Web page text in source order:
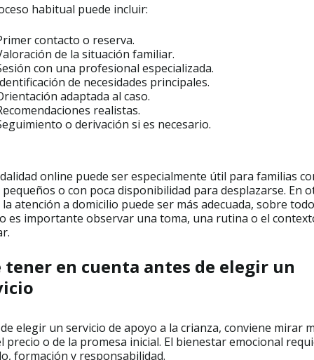
habitual puede incluir:
contacto o reserva.
de la situación familiar.
con una profesional especializada.
de necesidades principales.
adaptada al caso.
realistas.
o derivación si es necesario.
online puede ser especialmente útil para familias
o con poca disponibilidad para desplazarse. En
la atención a domicilio puede ser más adecuada, sobre todo
es importante observar una toma, una rutina o el
tener en cuenta antes de elegir un
elegir un servicio de apoyo a la crianza, conviene mirar
precio o de la promesa inicial. El bienestar emocional
formación y responsabilidad.